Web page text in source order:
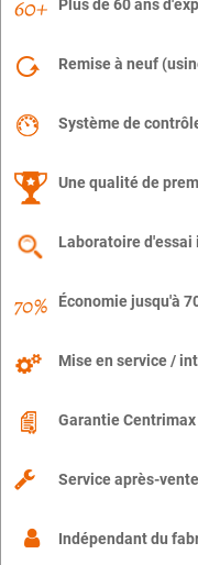
Plus de 60 ans
Remise à neuf
Système de
Une qualité de
Laboratoire d'essai
Économie jusqu'à
Mise en service /
Garantie Centrimax
Service après-vente
Indépendant du